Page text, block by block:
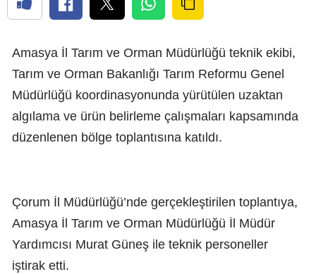
Amasya İl Tarım ve Orman Müdürlüğü teknik ekibi,
Tarım ve Orman Bakanlığı Tarım Reformu Genel
Müdürlüğü koordinasyonunda yürütülen uzaktan
algılama ve ürün belirleme çalışmaları kapsamında
düzenlenen bölge toplantısına katıldı.
Çorum İl Müdürlüğü’nde gerçekleştirilen toplantıya,
Amasya İl Tarım ve Orman Müdürlüğü İl Müdür
Yardımcısı Murat Güneş ile teknik personeller
iştirak etti.